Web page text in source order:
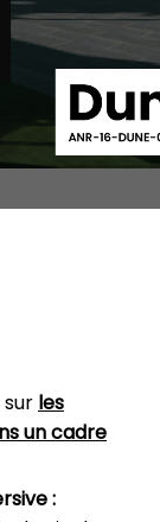
les
un cadre
: